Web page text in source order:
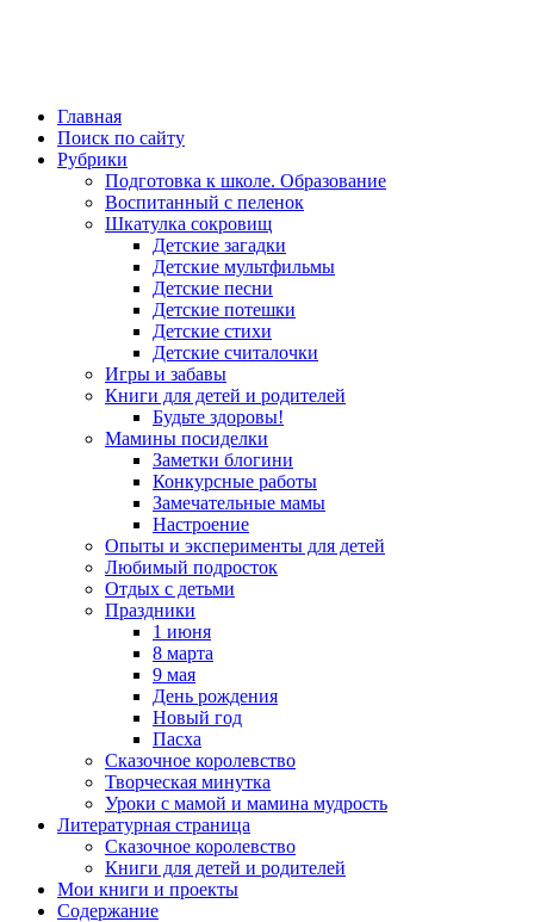
Главная
Поиск по сайту
Рубрики
Подготовка к школе. Образование
Воспитанный с пеленок
Шкатулка сокровищ
Детские загадки
Детские мультфильмы
Детские песни
Детские потешки
Детские стихи
Детские считалочки
Игры и забавы
Книги для детей и родителей
Будьте здоровы!
Мамины посиделки
Заметки блогини
Конкурсные работы
Замечательные мамы
Настроение
Опыты и эксперименты для детей
Любимый подросток
Отдых с детьми
Праздники
1 июня
8 марта
9 мая
День рождения
Новый год
Пасха
Сказочное королевство
Творческая минутка
Уроки с мамой и мамина мудрость
Литературная страница
Сказочное королевство
Книги для детей и родителей
Мои книги и проекты
Содержание